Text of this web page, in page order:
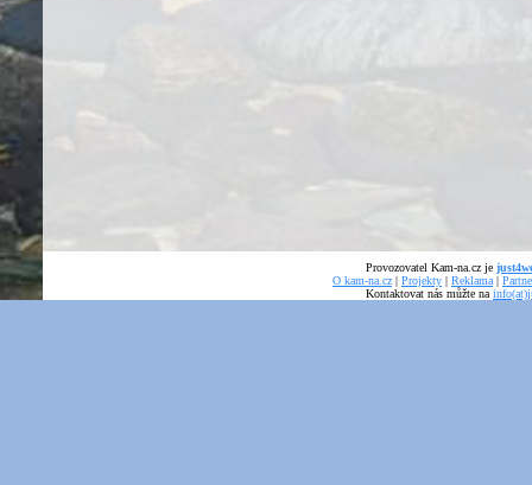
Provozovatel Kam-na.cz je
O kam-na.cz | Projekty | Reklama |
Kontaktovat nás můžte na